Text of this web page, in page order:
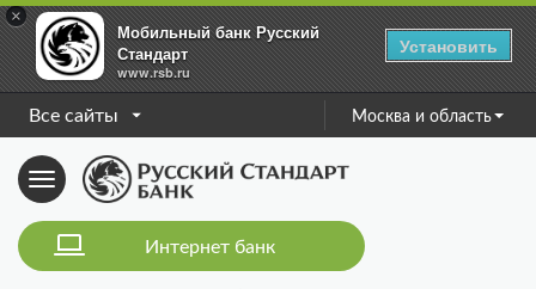
×
Мобильный банк Русский
Стандарт
www.rsb.ru
Установить
Все сайты Москва и область
Toggle
navigation
Интернет банк